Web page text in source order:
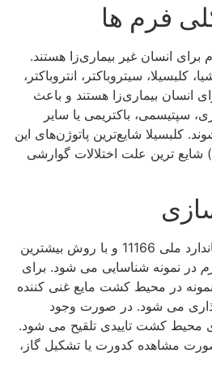
فرم ها
برای انسان غیر بیماری‌زا هستند.
کلبسیلا، سیتروباکتر، انتروباکتر،
انسان بیماری‌زا هستند و باعث
سپتیسمی، باکتریمی یا سایر
کلبسیلا شایع‌ترین پاتوژن‌های این
گروه هستند. اکولای(E.coli) شایع ترین علت اختلالات گوارشی
در این آزمون براساس استاندارد ملی 11166 و با روش بیشترین
در نمونه شناسایی می شود. برای
نمونه در محیط کشت مایع غنی­ کننده
گذاری می ­شود. در صورت وجود
محیط کشت تاییدی تلقیح می­ شود.
مشاهده کدورت یا تشکیل گاز،